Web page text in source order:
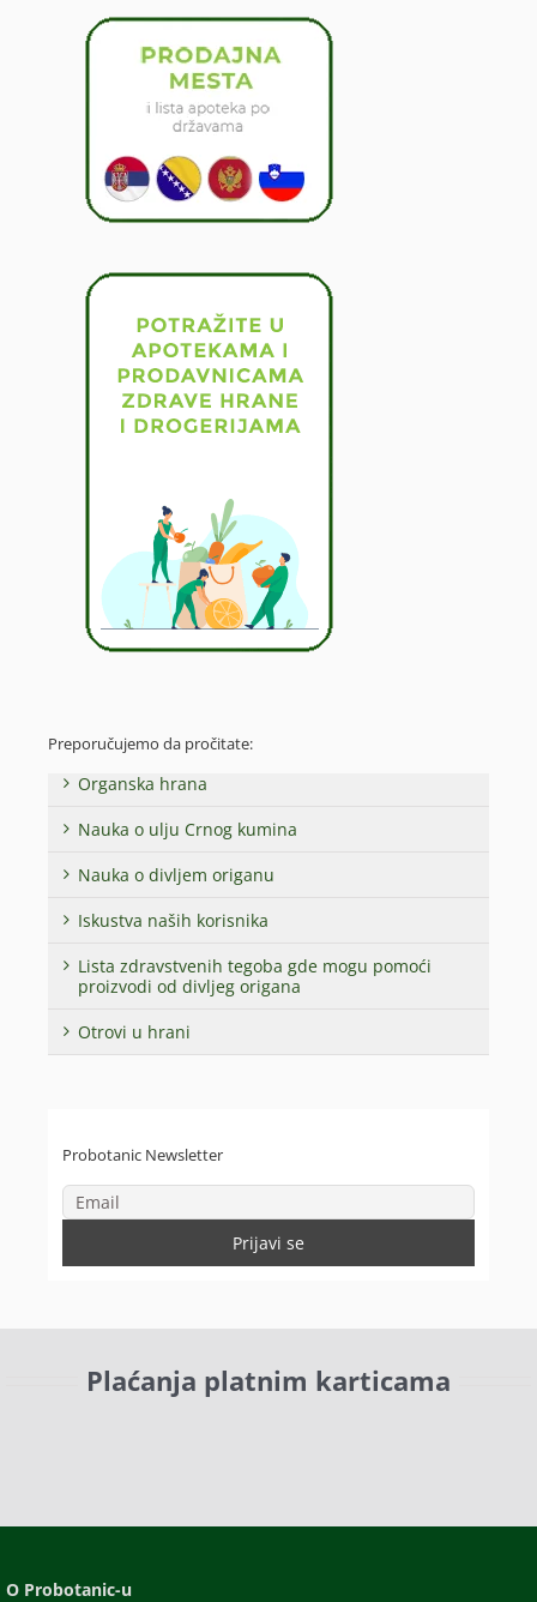
Preporučujemo da pročitate:
Organska hrana
Nauka o ulju Crnog kumina
Nauka o divljem origanu
Iskustva naših korisnika
Lista zdravstvenih tegoba gde mogu pomoći
proizvodi od divljeg origana
Otrovi u hrani
Probotanic Newsletter
Plaćanja platnim karticama
O Probotanic-u